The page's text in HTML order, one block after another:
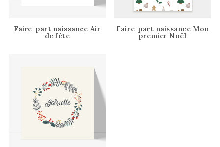
Faire-part naissance Air
de fête
Faire-part naissance Mon
premier Noël